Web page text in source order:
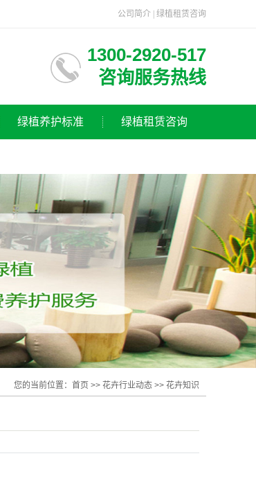
公司简介 绿植租赁咨询
1300-2920-517
咨询服务热线
绿植养护标准 绿植租赁咨询
您的当前位置： 首页 >> 花卉行业动态 >> 花卉知识